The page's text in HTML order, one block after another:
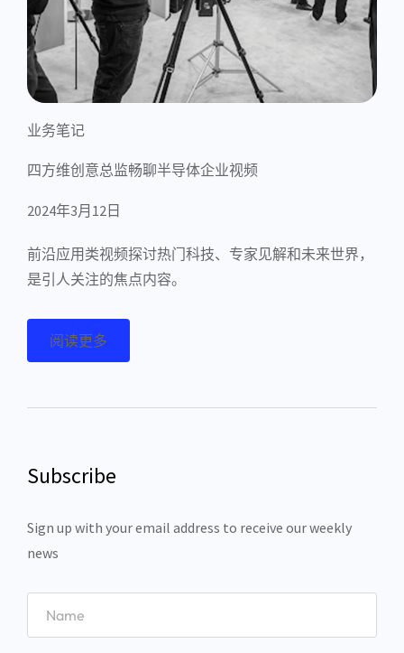
业务笔记
四方维创意总监畅聊半导体企业视频
2024年3月12日
前沿应用类视频探讨热门科技、专家见解和未来世界，
是引人关注的焦点内容。
阅读更多
Subscribe
Sign up with your email address to receive our weekly
news